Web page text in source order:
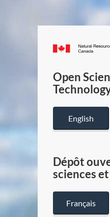
Open
English
Dépôt
sciences
Français